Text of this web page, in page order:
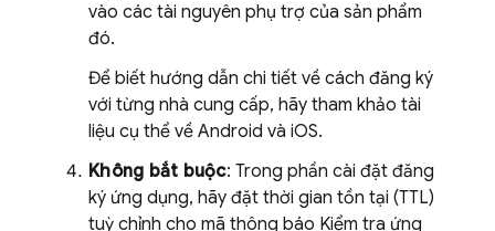
vào các tài nguyên phụ trợ của sản phẩm
đó.
Để biết hướng dẫn chi tiết về cách đăng ký
với từng nhà cung cấp, hãy tham khảo tài
liệu cụ thể về Android và iOS.
Không bắt buộc: Trong phần cài đặt đăng
ký ứng dụng, hãy đặt thời gian tồn tại (TTL)
tuỳ chỉnh cho mã thông báo Kiểm tra ứng